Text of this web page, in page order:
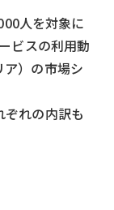
人を対象に
ビスの利用動
）の市場シ
れの内訳も